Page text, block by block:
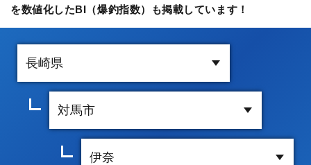
を数値化したBI（爆釣指数）も掲載しています！